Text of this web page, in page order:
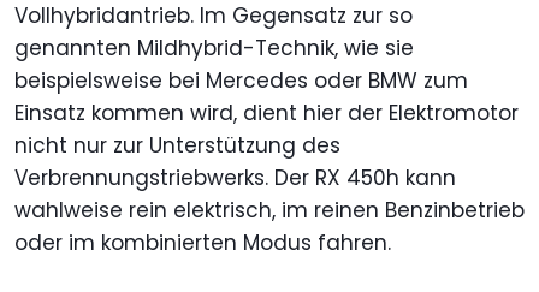
Vollhybridantrieb. Im Gegensatz zur so
genannten Mildhybrid-Technik, wie sie
beispielsweise bei Mercedes oder BMW zum
Einsatz kommen wird, dient hier der Elektromotor
nicht nur zur Unterstützung des
Verbrennungstriebwerks. Der RX 450h kann
wahlweise rein elektrisch, im reinen Benzinbetrieb
oder im kombinierten Modus fahren.